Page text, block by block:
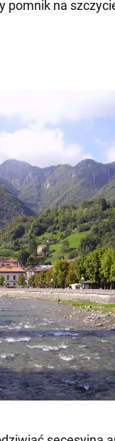
pomnik na